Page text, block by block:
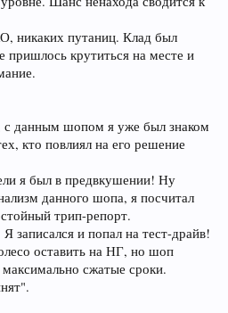
никаких путаниц. Клад был
пришлось крутиться на месте и
с данным шопом я уже был знаком
кто повлиял на его решение
я был в предвкушении! Ну
данного шопа, я посчитал
трип-репорт.
записался и попал на тест-драйв!
оставить на НГ, но шоп
сжатые сроки.